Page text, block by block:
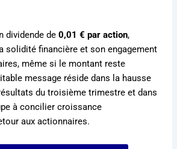
dividende de0,01 € par action,
solidité financière et son engagement
même si le montant reste
message réside dans la hausse
du troisième trimestre et dans
à concilier croissance
aux actionnaires.